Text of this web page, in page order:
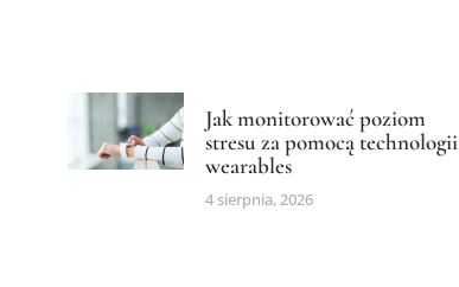
Jak monitorować poziom
stresu za pomocą technologii
wearables
4 sierpnia, 2026